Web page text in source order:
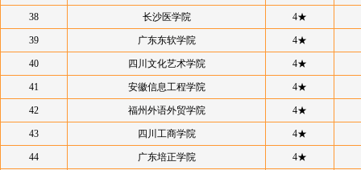
38 长沙医学院 4★
39 广东东软学院 4★
40 四川文化艺术学院 4★
41 安徽信息工程学院 4★
42 福州外语外贸学院 4★
43 四川工商学院 4★
44 广东培正学院 4★